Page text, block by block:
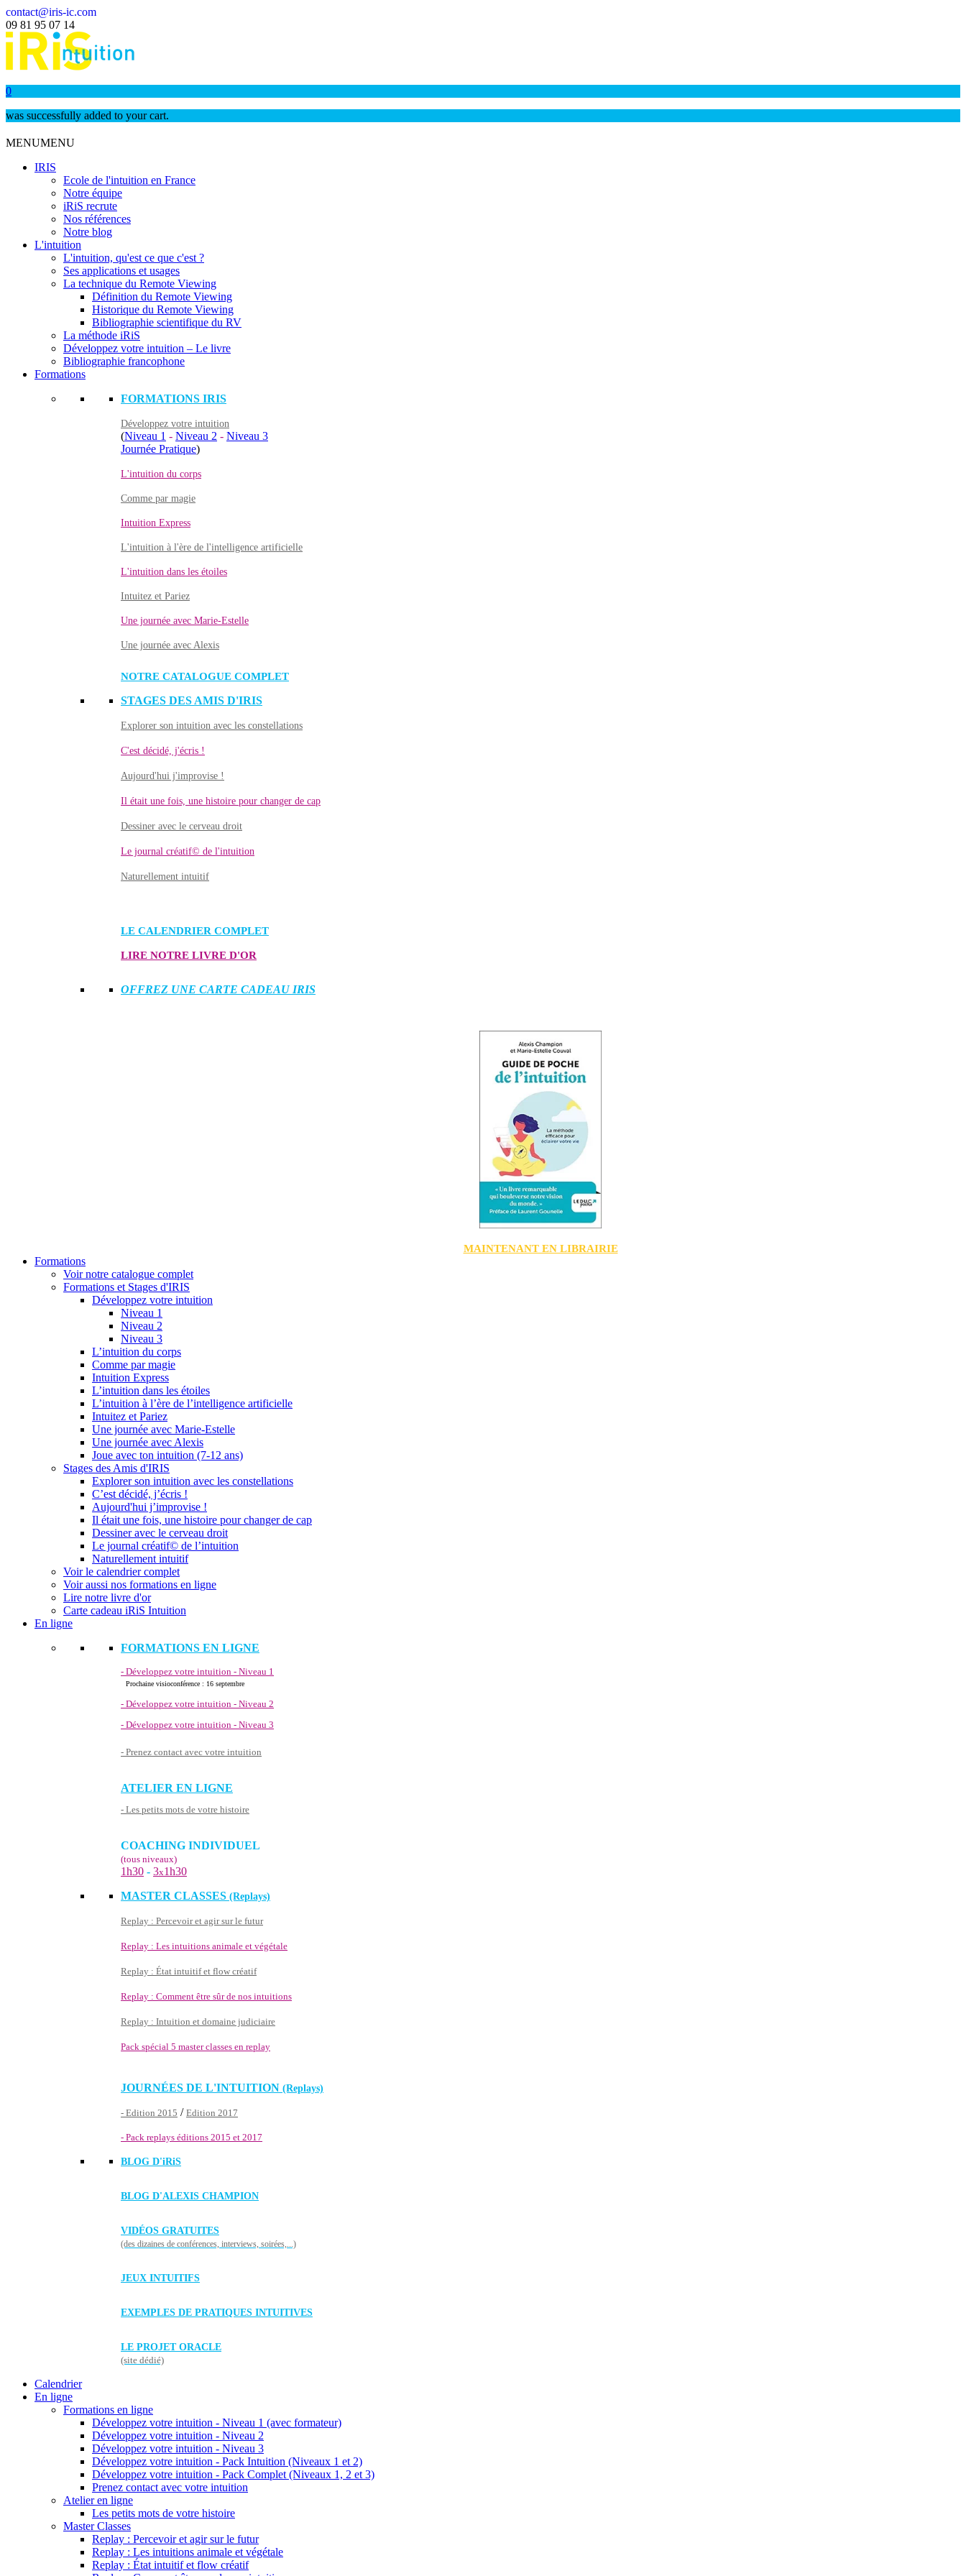
contact@iris-ic.com
09 81 95 07 14
0
was successfully added to your cart.
MENUMENU
IRIS
Ecole de l'intuition en France
Notre équipe
iRiS recrute
Nos références
Notre blog
L'intuition
L'intuition, qu'est ce que c'est ?
Ses applications et usages
La technique du Remote Viewing
Définition du Remote Viewing
Historique du Remote Viewing
Bibliographie scientifique du RV
La méthode iRiS
Développez votre intuition – Le livre
Bibliographie francophone
Formations
FORMATIONS IRIS
Développez votre intuition
(Niveau 1 - Niveau 2 - Niveau 3
Journée Pratique)
L'intuition du corps
Comme par magie
Intuition Express
L'intuition à l'ère de l'intelligence artificielle
L'intuition dans les étoiles
Intuitez et Pariez
Une journée avec Marie-Estelle
Une journée avec Alexis
NOTRE CATALOGUE COMPLET
STAGES DES AMIS D'IRIS
Explorer son intuition avec les constellations
C'est décidé, j'écris !
Aujourd'hui j'improvise !
Il était une fois, une histoire pour changer de cap
Dessiner avec le cerveau droit
Le journal créatif© de l'intuition
Naturellement intuitif
LE CALENDRIER COMPLET
LIRE NOTRE LIVRE D'OR
OFFREZ UNE CARTE CADEAU IRIS
MAINTENANT EN LIBRAIRIE
Formations
Voir notre catalogue complet
Formations et Stages d'IRIS
Développez votre intuition
Niveau 1
Niveau 2
Niveau 3
L’intuition du corps
Comme par magie
Intuition Express
L’intuition dans les étoiles
L’intuition à l’ère de l’intelligence artificielle
Intuitez et Pariez
Une journée avec Marie-Estelle
Une journée avec Alexis
Joue avec ton intuition (7-12 ans)
Stages des Amis d'IRIS
Explorer son intuition avec les constellations
C’est décidé, j’écris !
Aujourd'hui j’improvise !
Il était une fois, une histoire pour changer de cap
Dessiner avec le cerveau droit
Le journal créatif© de l’intuition
Naturellement intuitif
Voir le calendrier complet
Voir aussi nos formations en ligne
Lire notre livre d'or
Carte cadeau iRiS Intuition
En ligne
FORMATIONS EN LIGNE
- Développez votre intuition - Niveau 1
Prochaine visioconférence : 16 septembre
- Développez votre intuition - Niveau 2
- Développez votre intuition - Niveau 3
- Prenez contact avec votre intuition
ATELIER EN LIGNE
- Les petits mots de votre histoire
COACHING INDIVIDUEL
(tous niveaux)
1h30 - 3x1h30
MASTER CLASSES (Replays)
Replay : Percevoir et agir sur le futur
Replay : Les intuitions animale et végétale
Replay : État intuitif et flow créatif
Replay : Comment être sûr de nos intuitions
Replay : Intuition et domaine judiciaire
Pack spécial 5 master classes en replay
JOURNÉES DE L'INTUITION (Replays)
- Edition 2015 / Edition 2017
- Pack replays éditions 2015 et 2017
BLOG D'iRiS
BLOG D'ALEXIS CHAMPION
VIDÉOS GRATUITES
(des dizaines de conférences, interviews, soirées,...)
JEUX INTUITIFS
EXEMPLES DE PRATIQUES INTUITIVES
LE PROJET ORACLE
(site dédié)
Calendrier
En ligne
Formations en ligne
Développez votre intuition - Niveau 1 (avec formateur)
Développez votre intuition - Niveau 2
Développez votre intuition - Niveau 3
Développez votre intuition - Pack Intuition (Niveaux 1 et 2)
Développez votre intuition - Pack Complet (Niveaux 1, 2 et 3)
Prenez contact avec votre intuition
Atelier en ligne
Les petits mots de votre histoire
Master Classes
Replay : Percevoir et agir sur le futur
Replay : Les intuitions animale et végétale
Replay : État intuitif et flow créatif